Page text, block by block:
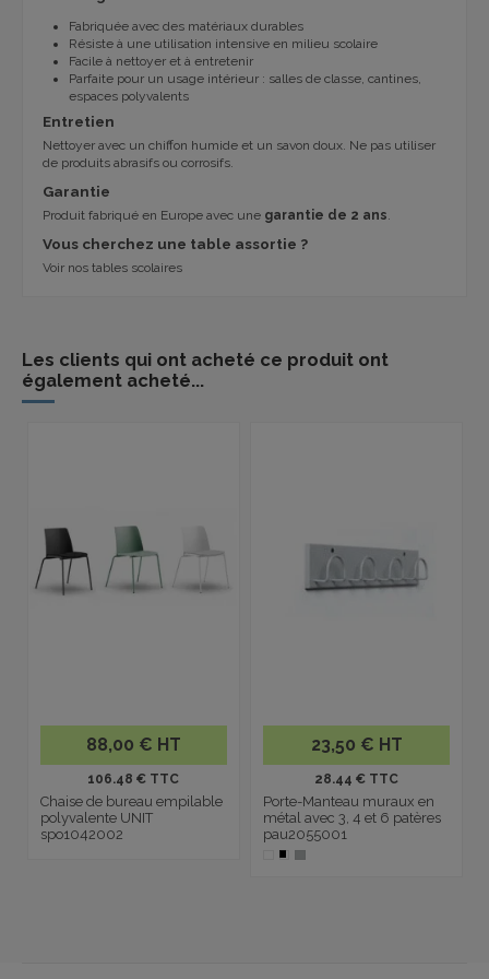
Fabriquée avec des matériaux durables
Résiste à une utilisation intensive en milieu scolaire
Facile à nettoyer et à entretenir
Parfaite pour un usage intérieur : salles de classe, cantines,
espaces polyvalents
Entretien
Nettoyer avec un chiffon humide et un savon doux. Ne pas utiliser
de produits abrasifs ou corrosifs.
Garantie
Produit fabriqué en Europe avec une garantie de 2 ans.
Vous cherchez une table assortie ?
Voir nos tables scolaires
Les clients qui ont acheté ce produit ont
également acheté...
88,00 € HT
106.48 € TTC
Chaise de bureau empilable
polyvalente UNIT
spo1042002
23,50 € HT
28.44 € TTC
Porte-Manteau muraux en
métal avec 3, 4 et 6 patères
pau2055001